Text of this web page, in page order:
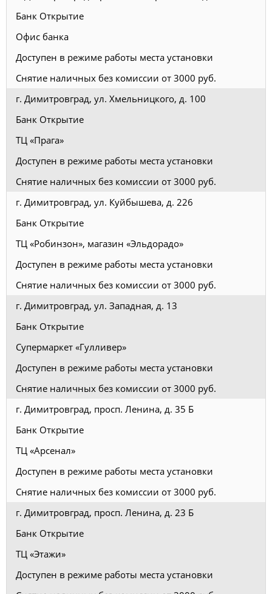
Банк Открытие
Офис банка
Доступен в режиме работы места установки
Снятие наличных без комиссии от 3000 руб.
г. Димитровград, ул. Хмельницкого, д. 100
Банк Открытие
ТЦ «Прага»
Доступен в режиме работы места установки
Снятие наличных без комиссии от 3000 руб.
г. Димитровград, ул. Куйбышева, д. 226
Банк Открытие
ТЦ «Робинзон», магазин «Эльдорадо»
Доступен в режиме работы места установки
Снятие наличных без комиссии от 3000 руб.
г. Димитровград, ул. Западная, д. 13
Банк Открытие
Супермаркет «Гулливер»
Доступен в режиме работы места установки
Снятие наличных без комиссии от 3000 руб.
г. Димитровград, просп. Ленина, д. 35 Б
Банк Открытие
ТЦ «Арсенал»
Доступен в режиме работы места установки
Снятие наличных без комиссии от 3000 руб.
г. Димитровград, просп. Ленина, д. 23 Б
Банк Открытие
ТЦ «Этажи»
Доступен в режиме работы места установки